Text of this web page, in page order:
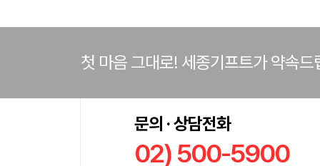
첫 마음 그대로! 세종기프트가 약속드
문의 · 상담전화
02) 500-5900